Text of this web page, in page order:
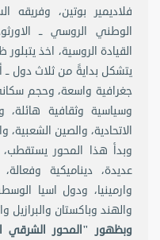
فلاديمير بوتين، وفريقه
الوطني الروسي ــ
القيادة الروسية، اخذ
يتشكل بدايةً من ثلاث دول
جغرافية واسعة، وحجم
وسياسية وثقافية
الاتحادية، والصين الشعبية،
وبدأ هذا المحور يستقطب،
عديدة، ديناميكية
وارمينيا، ودول اسيا
والهند وباكستان والبرازيل
وبظهور "المحور الشرقي